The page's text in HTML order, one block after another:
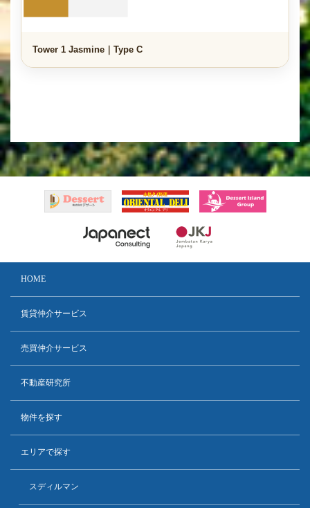
Tower 1 Jasmine｜Type C
HOME
賃貸仲介サービス
売買仲介サービス
不動産研究所
物件を探す
エリアで探す
スディルマン